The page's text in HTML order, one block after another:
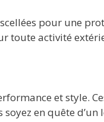
pour une
toute activité
et style.
en quête